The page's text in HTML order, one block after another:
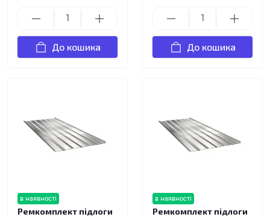
До кошика До кошика
в наявності
Ремкомплект підлоги
в наявності
Ремкомплект підлоги